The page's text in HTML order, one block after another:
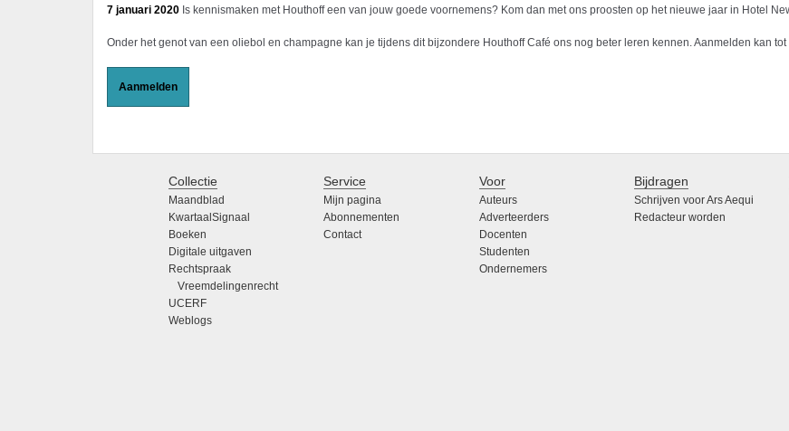
7 januari 2020 Is kennismaken met Houthoff een van jouw goede voornemens? Kom dan met ons proosten op het nieuwe jaar in Hotel
Onder het genot van een oliebol en champagne kan je tijdens dit bijzondere Houthoff Café ons nog beter leren kennen. Aanmelden kan
Aanmelden
Collectie
Maandblad
KwartaalSignaal
Boeken
Digitale uitgaven
Rechtspraak
Vreemdelingenrecht
UCERF
Weblogs
Service
Mijn pagina
Abonnementen
Contact
Voor
Auteurs
Adverteerders
Docenten
Studenten
Ondernemers
Bijdragen
Schrijven voor Ars Aequi
Redacteur worden